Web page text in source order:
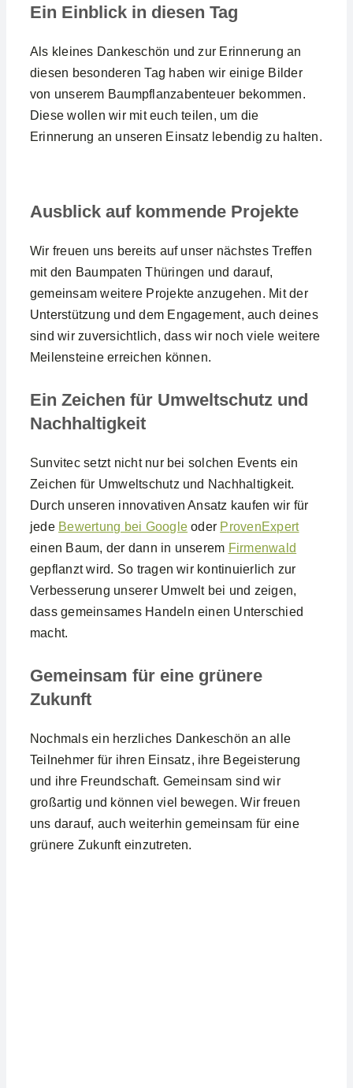
Ein Einblick in diesen Tag
Als kleines Dankeschön und zur Erinnerung an
diesen besonderen Tag haben wir einige Bilder
von unserem Baumpflanzabenteuer bekommen.
Diese wollen wir mit euch teilen, um die
Erinnerung an unseren Einsatz lebendig zu halten.
Ausblick auf kommende Projekte
Wir freuen uns bereits auf unser nächstes Treffen
mit den Baumpaten Thüringen und darauf,
gemeinsam weitere Projekte anzugehen. Mit der
Unterstützung und dem Engagement, auch deines
sind wir zuversichtlich, dass wir noch viele weitere
Meilensteine erreichen können.
Ein Zeichen für Umweltschutz und
Nachhaltigkeit
Sunvitec setzt nicht nur bei solchen Events ein
Zeichen für Umweltschutz und Nachhaltigkeit.
Durch unseren innovativen Ansatz kaufen wir für
jede Bewertung bei Google oder ProvenExpert
einen Baum, der dann in unserem Firmenwald
gepflanzt wird. So tragen wir kontinuierlich zur
Verbesserung unserer Umwelt bei und zeigen,
dass gemeinsames Handeln einen Unterschied
macht.
Gemeinsam für eine grünere
Zukunft
Nochmals ein herzliches Dankeschön an alle
Teilnehmer für ihren Einsatz, ihre Begeisterung
und ihre Freundschaft. Gemeinsam sind wir
großartig und können viel bewegen. Wir freuen
uns darauf, auch weiterhin gemeinsam für eine
grünere Zukunft einzutreten.